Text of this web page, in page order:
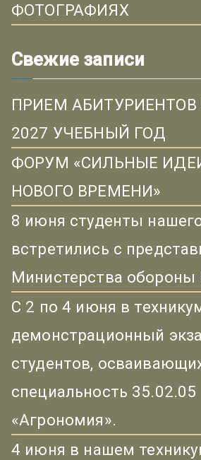
ФОТОГРАФИЯХ
Свежие записи
ПРИЕМ АБИТУРИЕНТОВ
2027 УЧЕБНЫЙ ГОД
ФОРУМ «СИЛЬНЫЕ
НОВОГО ВРЕМЕНИ»
8 июня студенты
встретились с
Министерства обороны
С 2 по 4 июня в
демонстрационный
студентов,
специальность 35.02.05
«Агрономия».
4 июня в нашем